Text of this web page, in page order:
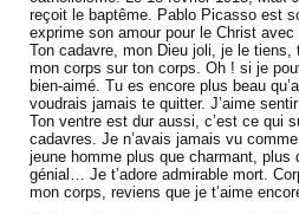
reçoit le baptême. Pablo Picasso est
exprime son amour pour le Christ
Ton cadavre, mon Dieu joli, je le
mon corps sur ton corps. Oh ! si je
bien-aimé. Tu es encore plus beau
voudrais jamais te quitter. J’aime
Ton ventre est dur aussi, c’est ce qui
cadavres. Je n’avais jamais vu
jeune homme plus que charmant, plus
génial… Je t’adore admirable mort.
mon corps, reviens que je t’aime